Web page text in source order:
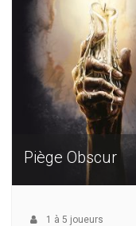
Piège Obscur
1 à 5 joueurs